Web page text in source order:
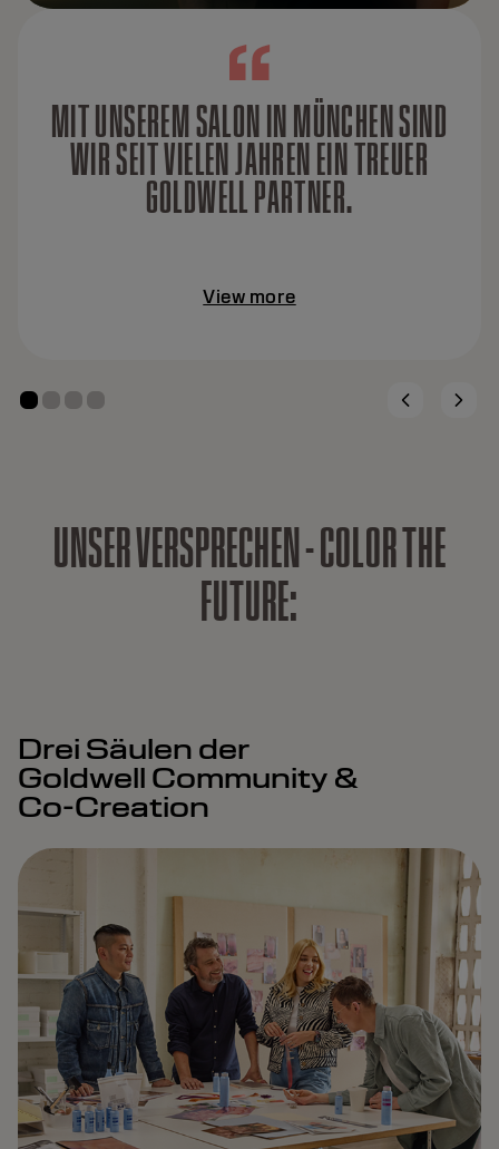
MIT UNSEREM SALON IN MÜNCHEN SIND
WIR SEIT VIELEN JAHREN EIN TREUER
GOLDWELL PARTNER.
View more
UNSERVERSPRECHEN-COLORTHE
FUTURE:
Drei Säulen der
Goldwell Community &
Co-Creation